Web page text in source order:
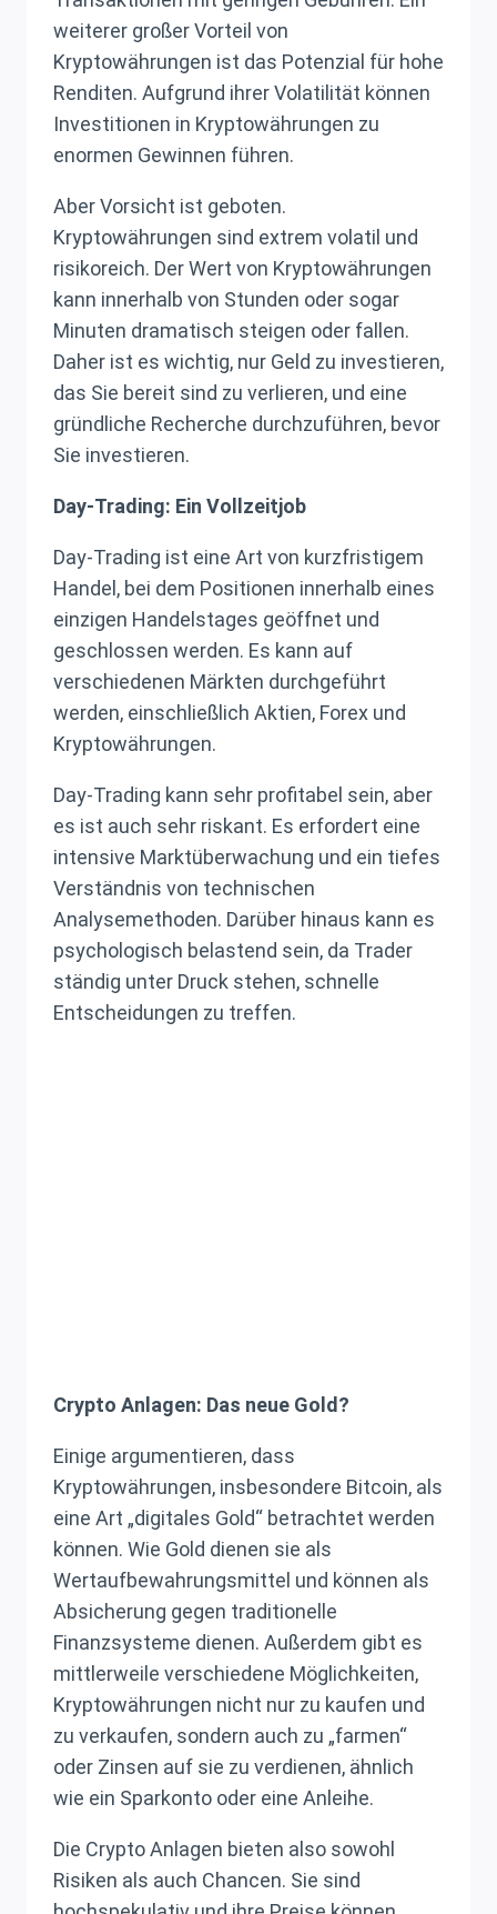
weiterer großer Vorteil von
Kryptowährungen ist das Potenzial für hohe
Renditen. Aufgrund ihrer Volatilität können
Investitionen in Kryptowährungen zu
enormen Gewinnen führen.
Aber Vorsicht ist geboten.
Kryptowährungen sind extrem volatil und
risikoreich. Der Wert von Kryptowährungen
kann innerhalb von Stunden oder sogar
Minuten dramatisch steigen oder fallen.
Daher ist es wichtig, nur Geld zu investieren,
das Sie bereit sind zu verlieren, und eine
gründliche Recherche durchzuführen, bevor
Sie investieren.
Day-Trading: Ein Vollzeitjob
Day-Trading ist eine Art von kurzfristigem
Handel, bei dem Positionen innerhalb eines
einzigen Handelstages geöffnet und
geschlossen werden. Es kann auf
verschiedenen Märkten durchgeführt
werden, einschließlich Aktien, Forex und
Kryptowährungen.
Day-Trading kann sehr profitabel sein, aber
es ist auch sehr riskant. Es erfordert eine
intensive Marktüberwachung und ein tiefes
Verständnis von technischen
Analysemethoden. Darüber hinaus kann es
psychologisch belastend sein, da Trader
ständig unter Druck stehen, schnelle
Entscheidungen zu treffen.
Crypto Anlagen: Das neue Gold?
Einige argumentieren, dass
Kryptowährungen, insbesondere Bitcoin, als
eine Art „digitales Gold“ betrachtet werden
können. Wie Gold dienen sie als
Wertaufbewahrungsmittel und können als
Absicherung gegen traditionelle
Finanzsysteme dienen. Außerdem gibt es
mittlerweile verschiedene Möglichkeiten,
Kryptowährungen nicht nur zu kaufen und
zu verkaufen, sondern auch zu „farmen“
oder Zinsen auf sie zu verdienen, ähnlich
wie ein Sparkonto oder eine Anleihe.
Die Crypto Anlagen bieten also sowohl
Risiken als auch Chancen. Sie sind